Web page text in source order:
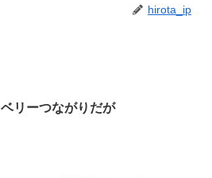
hirota_ip
ベリーつながりだが